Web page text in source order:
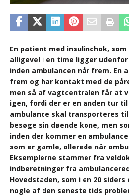
En patient med insulinchok,
alligevel i en time ligger
inden ambulancen når frem. En
frem og har kontakt med de
men så af vagtcentralen får at
igen, fordi der er en anden tur til
ambulance skal transporteres
besøge sin døende kone, men
inden der kommer en
som er gamle, allerede når
Eksemplerne stammer fra
indberetninger fra
Hovedstaden, som i en 20
nogle af den seneste tids